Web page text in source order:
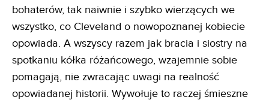
bohaterów, tak naiwnie i szybko wierzących we
wszystko, co Cleveland o nowopoznanej kobiecie
opowiada. A wszyscy razem jak bracia i siostry na
spotkaniu kółka różańcowego, wzajemnie sobie
pomagają, nie zwracając uwagi na realność
opowiadanej historii. Wywołuje to raczej śmieszne